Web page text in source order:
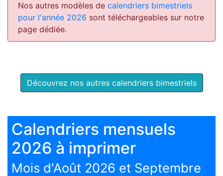
Nos autres modèles de calendriers bimestriels
pour l'année 2026 sont téléchargeables sur notre
page dédiée.
Découvrez nos autres calendriers bimestriels
Calendriers mensuels
2026 à imprimer
Mois d'Août 2026 et Septembre